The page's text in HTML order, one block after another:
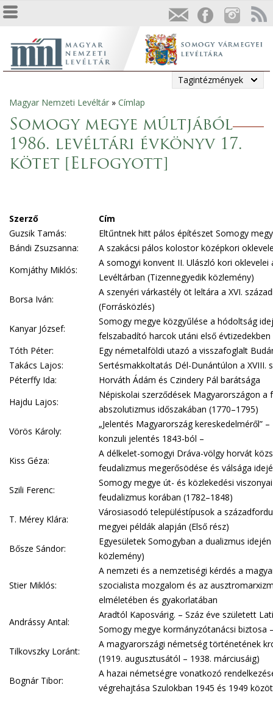
Tagintézmények
Jelenlegi
hely
Magyar Nemzeti Levéltár » Címlap
Somogy megye múltjából
1986. levéltári évkönyv 17.
kötet [Elfogyott]
Szerző
Cím
Guzsik Tamás:
Eltűntnek hitt pálos építészet Somogy
Bándi Zsuzsanna:
A szakácsi pálos kolostor középkori
Komjáthy Miklós:
A somogyi konvent II. Ulászló kori oklevelei
Levéltárban (Tizennegyedik közlemény)
Borsa Iván:
A szenyéri várkastély öt leltára a XVI.
(Forrásközlés)
Kanyar József:
Somogy megye közgyűlése a hódoltság
felszabadító harcok utáni első évtizedekben
Tóth Péter:
Egy németalföldi utazó a visszafoglalt
Takács Lajos:
Sertésmakkoltatás Dél-Dunántúlon a XVIII.
Péterffy Ida:
Horváth Ádám és Czindery Pál barátsága
Hajdu Lajos:
Népiskolai szerződések Magyarországon a
abszolutizmus időszakában (1770–1795)
Vörös Károly:
„Jelentés Magyarország kereskedelméről” –
konzuli jelentés 1843-ból –
Kiss Géza:
A délkelet-somogyi Dráva-völgy horvát
feudalizmus megerősödése és válsága
Szili Ferenc:
Somogy megye út- és közlekedési
feudalizmus korában (1782–1848)
T. Mérey Klára:
Városiasodó településtípusok a
megyei példák alapján (Első rész)
Bősze Sándor:
Egyesületek Somogyban a dualizmus
közlemény)
Stier Miklós:
A nemzeti és a nemzetiségi kérdés a
szocialista mozgalom és az
elméletében és gyakorlatában
Andrássy Antal:
Aradtól Kaposvárig. – Száz éve született
Somogy megye kormányzótanácsi biztosa
Tilkovszky Loránt:
A magyarországi németség történetének
(1919. augusztusától – 1938. márciusáig)
Bognár Tibor:
A hazai németségre vonatkozó
végrehajtása Szulokban 1945 és 1949